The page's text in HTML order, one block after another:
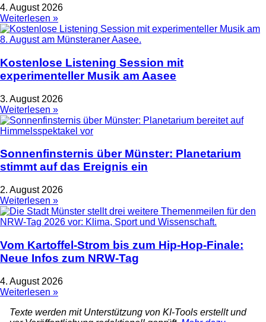
4. August 2026
Weiterlesen »
Kostenlose Listening Session mit
experimenteller Musik am Aasee
3. August 2026
Weiterlesen »
Sonnenfinsternis über Münster: Planetarium
stimmt auf das Ereignis ein
2. August 2026
Weiterlesen »
Vom Kartoffel-Strom bis zum Hip-Hop-Finale:
Neue Infos zum NRW-Tag
4. August 2026
Weiterlesen »
Texte werden mit Unterstützung von KI-Tools erstellt und